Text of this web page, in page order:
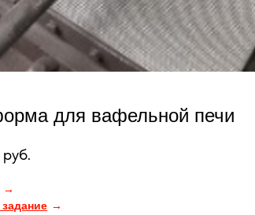
для вафельной печи
руб.